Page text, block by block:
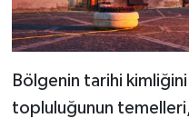
Bölgenin tarihi
topluluğunun